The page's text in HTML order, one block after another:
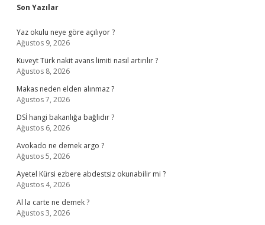
Sidebar
Son Yazılar
Yaz okulu neye göre açılıyor ?
Ağustos 9, 2026
Kuveyt Türk nakit avans limiti nasıl artırılır ?
Ağustos 8, 2026
Makas neden elden alınmaz ?
Ağustos 7, 2026
DSİ hangi bakanlığa bağlıdır ?
Ağustos 6, 2026
Avokado ne demek argo ?
Ağustos 5, 2026
Ayetel Kürsi ezbere abdestsiz okunabilir mi ?
Ağustos 4, 2026
Al la carte ne demek ?
Ağustos 3, 2026